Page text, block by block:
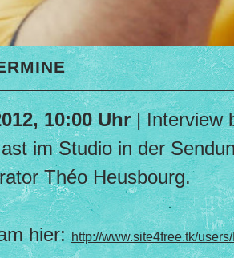
10:00 Uhr| Interview
im Studio in der
Théo Heusbourg.
hier:http://www.site4free.tk/